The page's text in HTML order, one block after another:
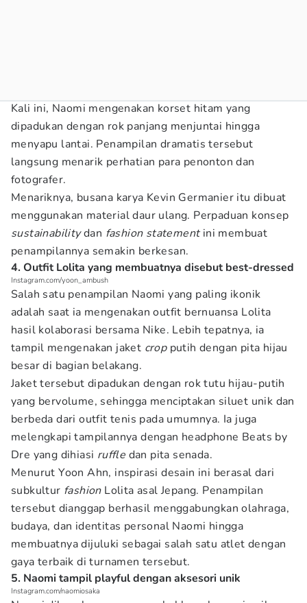
Kali ini, Naomi mengenakan korset hitam yang
dipadukan dengan rok panjang menjuntai hingga
menyapu lantai. Penampilan dramatis tersebut
langsung menarik perhatian para penonton dan
fotografer.
Menariknya, busana karya Kevin Germanier itu dibuat
menggunakan material daur ulang. Perpaduan konsep
sustainabilitydan fashion statementini membuat
penampilannya semakin berkesan.
4. Outfit Lolita yang membuatnya disebut best-dressed
Instagram.com/yoon_ambush
Salah satu penampilan Naomi yang paling ikonik
adalah saat ia mengenakan outfit bernuansa Lolita
hasil kolaborasi bersama Nike. Lebih tepatnya, ia
tampil mengenakan jaket crop putih dengan pita hijau
besar di bagian belakang.
Jaket tersebut dipadukan dengan rok tutu hijau-putih
yang bervolume, sehingga menciptakan siluet unik dan
berbeda dari outfit tenis pada umumnya. Ia juga
melengkapi tampilannya dengan headphone Beats by
Dre yang dihiasi ruffle dan pita senada.
Menurut Yoon Ahn, inspirasi desain ini berasal dari
subkultur fashion Lolita asal Jepang. Penampilan
tersebut dianggap berhasil menggabungkan olahraga,
budaya, dan identitas personal Naomi hingga
membuatnya dijuluki sebagai salah satu atlet dengan
gaya terbaik di turnamen tersebut.
5. Naomi tampil playful dengan aksesori unik
Instagram.com/naomiosaka